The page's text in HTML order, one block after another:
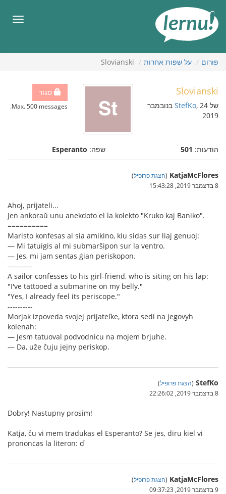
העניינים
פורום על שפות אחרות Slovianski
סגור
Max. 500 messages.
Slovianski
של StefKo , 24 בנובמבר
2019
הודעות: 501 שפה: Esperanto
KatjaMcFlores
(הצגת פרופיל)
8 בדצמבר 2019, 15:43:28
Ahoj, prijateli...
Jen ankoraŭ unu anekdoto el la kolekto "Kruko kaj Baniko".
==========
Maristo konfesas al sia amikino, kiu sidas sur liaj genuoj:
— Mi tatuigis al mi submarŝipon sur la ventro.
— Jes, mi jam sentas ġian periskopon.
----------
A sailor confesses to his girl-friend, who is siting on his lap:
"I've tattooed a submarine on my belly."
"Yes, I already feel its periscope."
----------
Morjak izpoveda svojej prijateľke, ktora sedi na jegovyh
kolenah:
— Jesm tatuoval podvodnicu na mojem brjuhe.
— Da, uže čuju jejny periskop.
StefKo
(הצגת פרופיל)
8 בדצמבר 2019, 22:26:02
Dobry! Nastupny prosim!
Katja, ĉu vi mem tradukas el Esperanto? Se jes, diru kiel vi
prononcas la literon: ď
KatjaMcFlores
(הצגת פרופיל)
9 בדצמבר 2019, 09:37:23